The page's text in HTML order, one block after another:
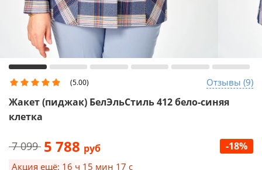
(5.00) Отзывы (9)
Жакет (пиджак) БелЭльСтиль 412 бело-синяя
клетка
7 099 5 788 руб -18%
Акция ещё: 16 ч 15 мин 16 с